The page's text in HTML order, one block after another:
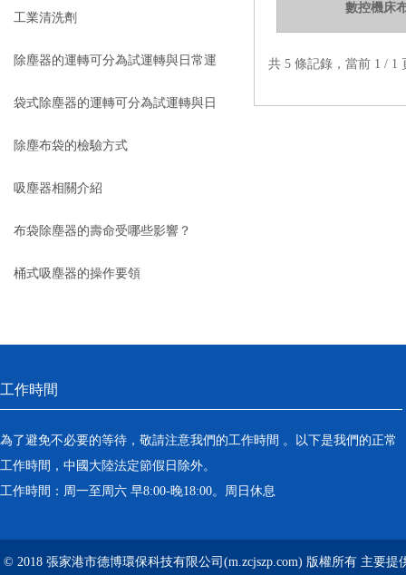
素
工業清洗劑
除塵器的運轉可分為試運轉與日常運
轉
袋式除塵器的運轉可分為試運轉與日
常運轉
除塵布袋的檢驗方式
吸塵器相關介紹
布袋除塵器的壽命受哪些影響？
桶式吸塵器的操作要領
數控機床
共 5 條記錄，當前 1 /
工作時間
為了避免不必要的等待，敬請注意我們的工作時間 。以下是我們的正常
工作時間，中國大陸法定節假日除外。
工作時間：周一至周六 早8:00-晚18:00。周日休息
© 2018 張家港市德博環保科技有限公司(m.zcjszp.com) 版權所有 主要提